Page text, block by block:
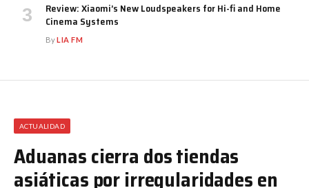
Review: Xiaomi’s New Loudspeakers for Hi-fi and Home
Cinema Systems
ByLIA FM
ACTUALIDAD
Aduanas cierra dos tiendas
asiáticas por irregularidades en